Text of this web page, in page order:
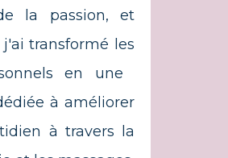
la passion, et
transformé les
en une
à améliorer
à travers la